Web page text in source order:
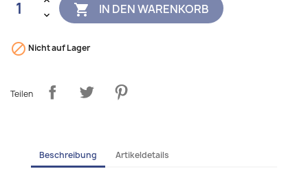
 IN DEN WARENKORB
 Nicht auf Lager
Teilen
Beschreibung Artikeldetails